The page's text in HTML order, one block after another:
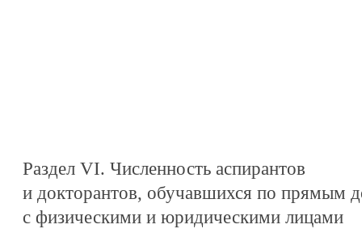
Раздел VI. Численность аспирантов
и докторантов, обучавшихся по прямым
с физическими и юридическими лицами